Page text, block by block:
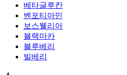
베타글루칸
벤포티아민
보스웰리아
블랙마카
블루베리
빌베리